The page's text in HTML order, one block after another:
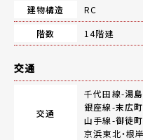
建物構造
RC
階数
14階建
交通
交通
千代田線-湯
銀座線-末広
山手線-御徒
京浜東北・根